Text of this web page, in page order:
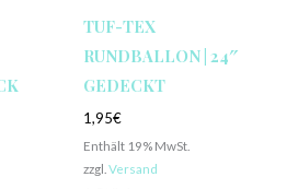
TUF-TEX
RUNDBALLON | 24″
GEDECKT
1,95€
Enthält 19% MwSt.
zzgl. Versand